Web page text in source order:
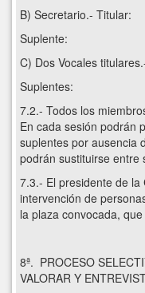
B) Secretario.- Titular:
Suplente:
C) Dos Vocales
Suplentes:
7.2.- Todos los
En cada sesión podrán
suplentes por ausencia
podrán sustituirse entre
7.3.- El presidente de
intervención de
la plaza convocada,
8ª. PROCESO
VALORAR Y